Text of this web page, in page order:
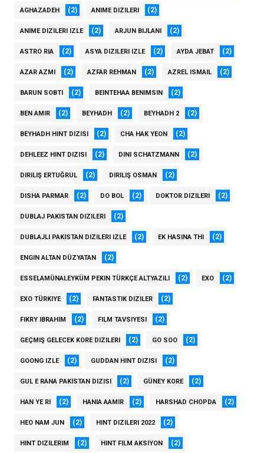
AGHAZADEH (2) ANIME DIZILERI (2)
ANIME DIZILERI IZLE (2) ARJUN BIJLANI (2)
ASTRO RIA (2) ASYA DIZILERI IZLE (2) AYDA JEBAT (2)
AZAR AZMI (2) AZFAR REHMAN (2) AZREL ISMAIL (2)
BARUN SOBTI (2) BEINTEHAA BENIMSIN (2)
BEN AMIR (2) BEYHADH (2) BEYHADH 2 (2)
BEYHADH HINT DIZISI (2) CHA HAK YEON (2)
DEHLEEZ HINT DIZISI (2) DINI SCHATZMANN (2)
DIRILIŞ ERTUĞRUL (2) DIRILIŞ OSMAN (2)
DISHA PARMAR (2) DO BOL (2) DOKTOR DIZILERI (2)
DUBLAJ PAKISTAN DIZILERI (2)
DUBLAJLI PAKISTAN DIZILERI IZLE (2) EK HASINA THI (2)
ENGIN ALTAN DÜZYATAN (2)
ESSELAMÜNALEYKÜM PEKIN TÜRKÇE ALTYAZILI (2) EXO (2)
EXO TÜRKIYE (2) FANTASTIK DIZILER (2)
FIKRY IBRAHIM (2) FILM TAVSIYESI (2)
GEÇMIŞ GELECEK KORE DIZILERI (2) GO SOO (2)
GOONG IZLE (2) GUDDAN HINT DIZISI (2)
GUL E RANA PAKISTAN DIZISI (2) GÜNEY KORE (2)
HAN YE RI (2) HANIA AAMIR (2) HARSHAD CHOPDA (2)
HEO NAM JUN (2) HINT DIZILERI 2022 (2)
HINT DIZILERIM (2) HINT FILM AKSIYON (2)